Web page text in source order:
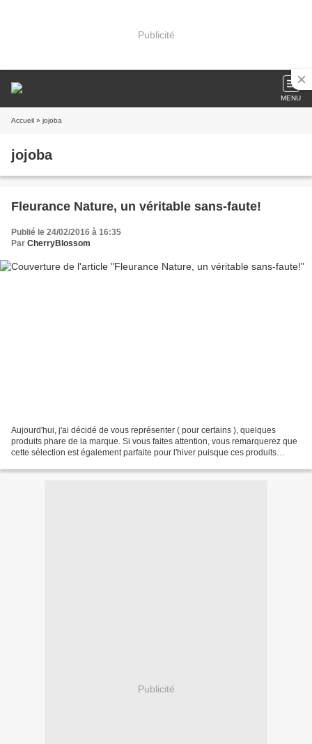
Publicité
MENU
Accueil » jojoba
jojoba
Fleurance Nature, un véritable sans-faute!
Publié le 24/02/2016 à 16:35
Par CherryBlossom
Aujourd'hui, j'ai décidé de vous représenter ( pour certains ), quelques
produits phare de la marque. Si vous faites attention, vous remarquerez que
cette sélection est également parfaite pour l'hiver puisque ces produits
Publicité